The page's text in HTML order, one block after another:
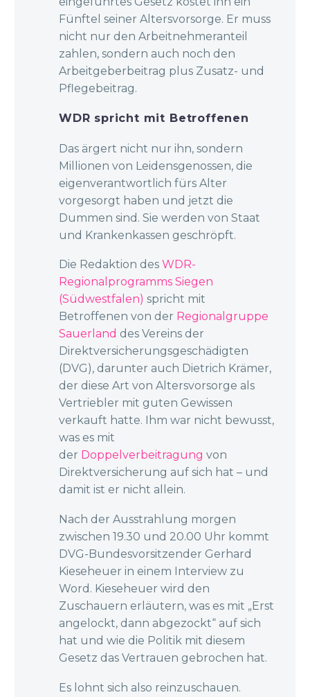
Fünftel seiner Altersvorsorge. Er muss
nicht nur den Arbeitnehmeranteil
zahlen, sondern auch noch den
Arbeitgeberbeitrag plus Zusatz- und
Pflegebeitrag.
WDR spricht mit Betroffenen
Das ärgert nicht nur ihn, sondern
Millionen von Leidensgenossen, die
eigenverantwortlich fürs Alter
vorgesorgt haben und jetzt die
Dummen sind. Sie werden von Staat
und Krankenkassen geschröpft.
Die Redaktion des WDR-
Regionalprogramms Siegen
(Südwestfalen) spricht mit
Betroffenen von der Regionalgruppe
Sauerland des Vereins der
Direktversicherungsgeschädigten
(DVG), darunter auch Dietrich Krämer,
der diese Art von Altersvorsorge als
Vertriebler mit guten Gewissen
verkauft hatte. Ihm war nicht bewusst,
was es mit
der Doppelverbeitragung von
Direktversicherung auf sich hat – und
damit ist er nicht allein.
Nach der Ausstrahlung morgen
zwischen 19.30 und 20.00 Uhr kommt
DVG-Bundesvorsitzender Gerhard
Kieseheuer in einem Interview zu
Word. Kieseheuer wird den
Zuschauern erläutern, was es mit „Erst
angelockt, dann abgezockt“ auf sich
hat und wie die Politik mit diesem
Gesetz das Vertrauen gebrochen hat.
Es lohnt sich also reinzuschauen.